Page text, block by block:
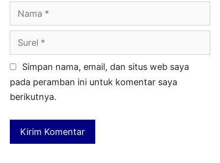
Nama
Surel
Simpan nama, email, dan situs web saya
pada peramban ini untuk komentar saya
berikutnya.